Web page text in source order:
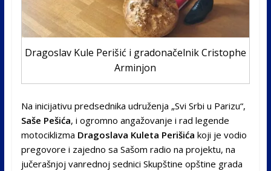
Dragoslav Kule Perišić i gradonačelnik Cristophe
Arminjon
Na inicijativu predsednika udruženja „Svi Srbi u Parizu“,
Saše Pešića, i ogromno angažovanje i rad legende
motociklizma Dragoslava Kuleta Perišića koji je vodio
pregovore i zajedno sa Sašom radio na projektu, na
jučerašnjoj vanrednoj sednici Skupštine opštine grada